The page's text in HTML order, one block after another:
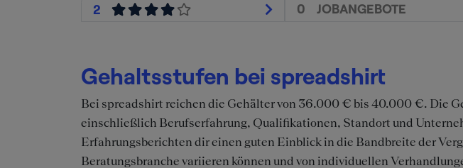
2 0 JOBANGEBOTE
Gehaltsstufen bei spreadshirt
Bei spreadshirt reichen die Gehälter von 36.000 € bis 40.000 €. Die
einschließlich Berufserfahrung, Qualifikationen, Standort und
Erfahrungsberichten dir einen guten Einblick in die Bandbreite der
Beratungsbranche variieren können und von individuellen